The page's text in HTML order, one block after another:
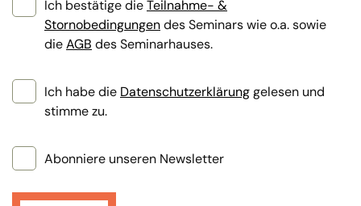
Ich bestätige dieTeilnahme- &
Stornobedingungendes Seminars wie o.a. sowie
dieAGB des Seminarhauses.
Ich habe die Datenschutzerklärunggelesen und
stimme zu.
Abonniere unseren Newsletter